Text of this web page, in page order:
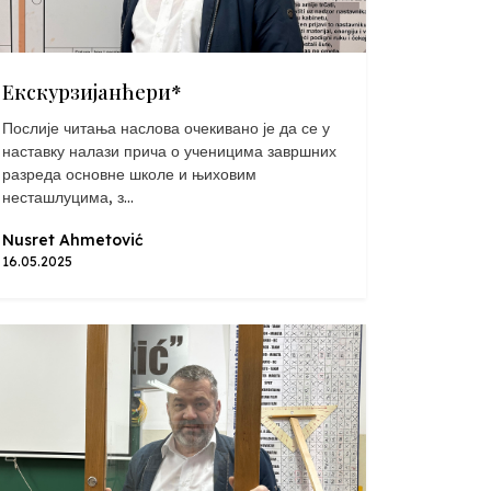
Екскурзијанћери*
Послије читања наслова очекивано је да се у
наставку налази прича о ученицима завршних
разреда основне школе и њиховим
несташлуцима, з...
Nusret Ahmetović
16.05.2025